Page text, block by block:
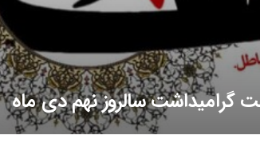
گرامیداشت سالروز نهم دی ماه